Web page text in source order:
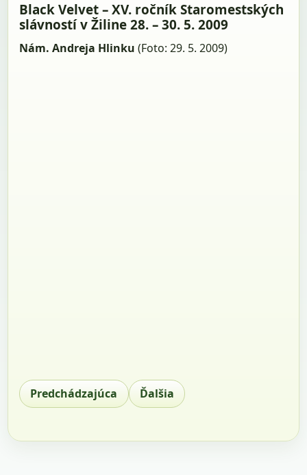
Black Velvet – XV. ročník Staromestských
slávností v Žiline 28. – 30. 5. 2009
Nám. Andreja Hlinku(Foto: 29. 5. 2009)
Predchádzajúca Ďalšia